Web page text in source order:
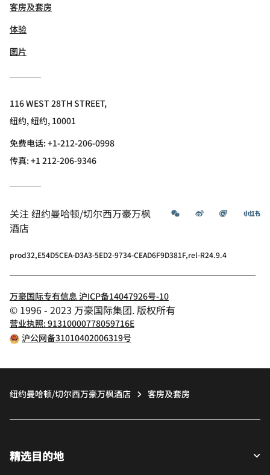
客房及套房
体验
图片
116 WEST 28TH STREET,
纽约, 纽约, 10001
免费电话:+1-212-206-0998
传真:+1 212-206-9346
关注纽约曼哈顿/切尔西万豪万枫
酒店
微信 微博 飞猪
prod32,E54D5CEA-D3A3-5ED2-9734-CEAD6F9D381F,rel-R24.9.4
万豪国际专有信息 沪ICP备14047926号-10
© 1996 - 2023 万豪国际集团. 版权所有
营业执照: 91310000778059716E
沪公网备31010402006319号
纽约曼哈顿/切尔西万豪万枫酒店 客房及套房
精选目的地